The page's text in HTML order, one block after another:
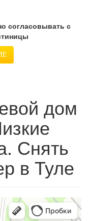
согласовывать с
дом
Снять
в Туле